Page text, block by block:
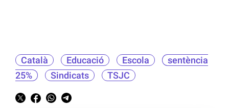
Català Educació Escola
sentència
25%
Sindicats TSJC